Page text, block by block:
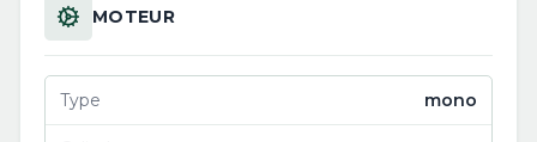
MOTEUR
Type mono